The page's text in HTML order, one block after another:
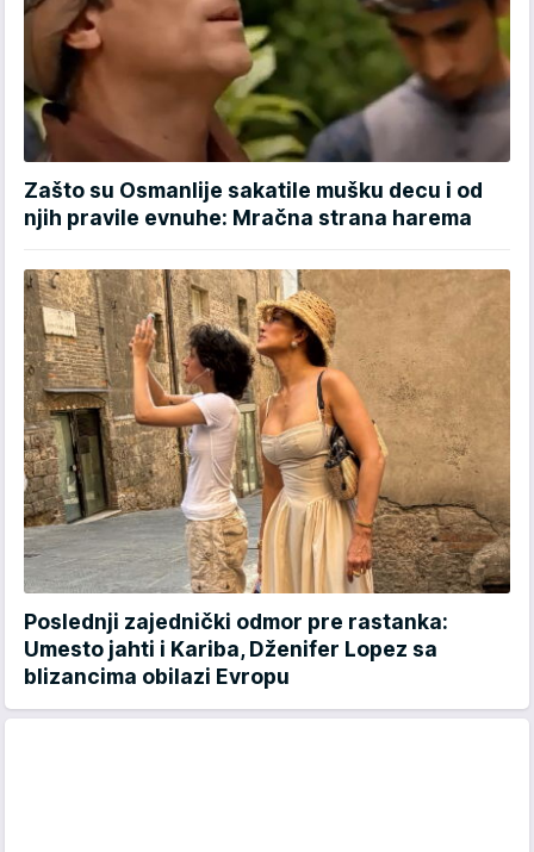
Zašto su Osmanlije sakatile mušku decu i od
njih pravile evnuhe: Mračna strana harema
Poslednji zajednički odmor pre rastanka:
Umesto jahti i Kariba, Dženifer Lopez sa
blizancima obilazi Evropu